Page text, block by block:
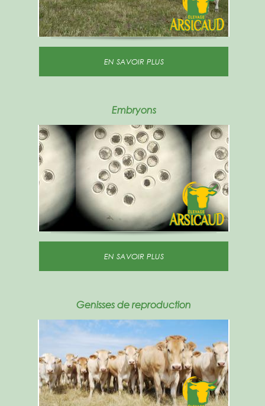
EN SAVOIR PLUS
Embryons
EN SAVOIR PLUS
Genisses de reproduction